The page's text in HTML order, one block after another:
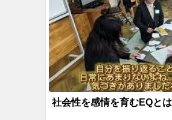
社会性を感情を育むEQとは